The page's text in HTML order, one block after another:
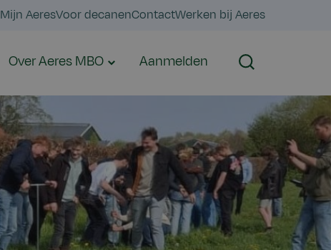
Mijn AeresVoor decanenContactWerken bij Aeres
Over Aeres MBO Aanmelden Zoeken